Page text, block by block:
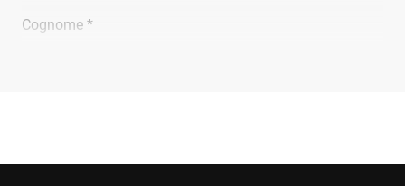
Cognome *
E-mail *